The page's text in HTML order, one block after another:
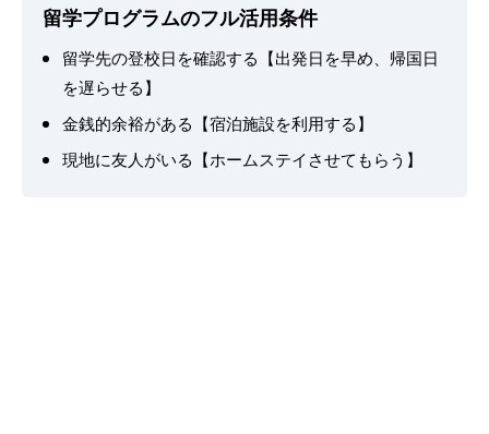
留学プログラムのフル活用条件
留学先の登校日を確認する【出発日を早め、帰国日
を遅らせる】
金銭的余裕がある【宿泊施設を利用する】
現地に友人がいる【ホームステイさせてもらう】